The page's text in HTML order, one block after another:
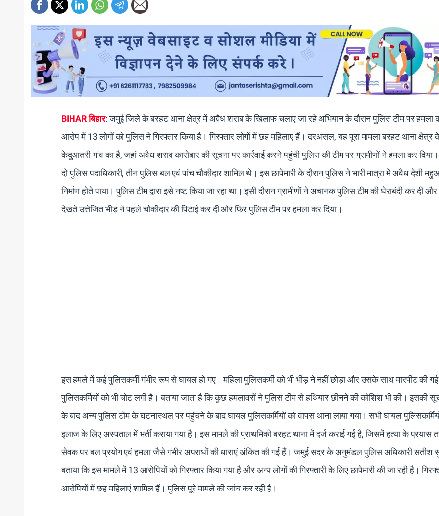
BIHAR बिहार: जमुई जिले के बरहट थाना क्षेत्र में अवैध शराब के खिलाफ चलाए जा रहे अभियान के दौरान पुलिस टीम पर
आरोप में 13 लोगों को पुलिस ने गिरफ्तार किया है। गिरफ्तार लोगों में छह महिलाएं हैं। दरअसल, यह पूरा मामला बरहट थाना क्षेत्र
केदुआतरी गांव का है, जहां अवैध शराब कारोबार की सूचना पर कार्रवाई करने पहुंची पुलिस की टीम पर ग्रामीणों ने हमला कर
दो पुलिस पदाधिकारी, तीन पुलिस बल एवं पांच चौकीदार शामिल थे। इस छापेमारी के दौरान पुलिस ने भारी मात्रा में अवैध देशी
निर्माण होते पाया। पुलिस टीम द्वारा इसे नष्ट किया जा रहा था। इसी दौरान ग्रामीणों ने अचानक पुलिस टीम की घेराबंदी कर दी
देखते उत्तेजित भीड़ ने पहले चौकीदार की पिटाई कर दी और फिर पुलिस टीम पर हमला कर दिया।
इस हमले में कई पुलिसकर्मी गंभीर रूप से घायल हो गए। महिला पुलिसकर्मी को भी भीड़ ने नहीं छोड़ा और उसके साथ मारपीट की
पुलिसकर्मियों को भी चोट लगी है। बताया जाता है कि कुछ हमलावरों ने पुलिस टीम से हथियार छीनने की कोशिश भी की। इसकी
के बाद अन्य पुलिस टीम के घटनास्थल पर पहुंचने के बाद घायल पुलिसकर्मियों को वापस थाना लाया गया। सभी घायल
इलाज के लिए अस्पताल में भर्ती कराया गया है। इस मामले की प्राथमिकी बरहट थाना में दर्ज कराई गई है, जिसमें हत्या के प्रयास
सेवक पर बल प्रयोग एवं हमला जैसे गंभीर अपराधों की धाराएं अंकित की गई हैं। जमुई सदर के अनुमंडल पुलिस अधिकारी सतीश
बताया कि इस मामले में 13 आरोपियों को गिरफ्तार किया गया है और अन्य लोगों की गिरफ्तारी के लिए छापेमारी की जा रही है।
आरोपियों में छह महिलाएं शामिल हैं। पुलिस पूरे मामले की जांच कर रही है।